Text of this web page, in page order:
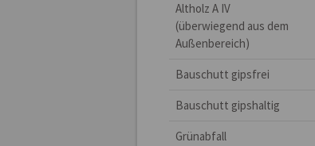
Altholz A IV
(überwiegend aus dem
Außenbereich)
Bauschutt gipsfrei
Bauschutt gipshaltig
Grünabfall